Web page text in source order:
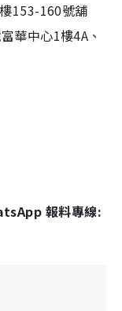
153-160號舖
華中心1樓4A、
報料專線: